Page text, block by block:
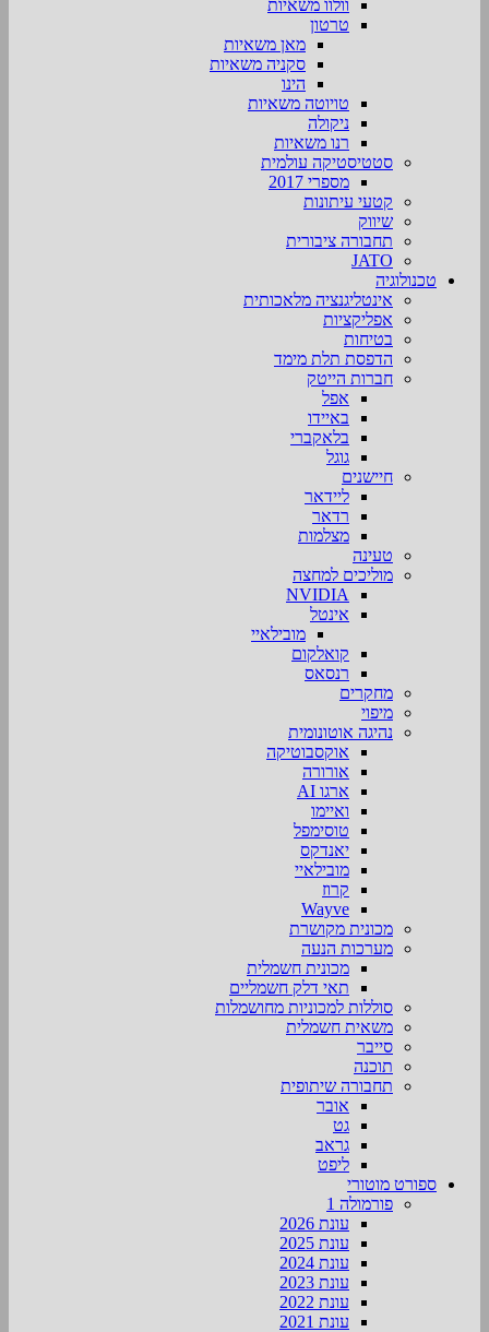
וולוו משאיות
טרטון
מאן משאיות
סקניה משאיות
הינו
טויוטה משאיות
ניקולה
רנו משאיות
סטטיסטיקה עולמית
מספרי 2017
קטעי עיתונות
שיווק
תחבורה ציבורית
JATO
טכנולוגיה
אינטליגנציה מלאכותית
אפליקציות
בטיחות
הדפסת תלת מימד
חברות הייטק
אפל
באיידו
בלאקברי
גוגל
חיישנים
ליידאר
רדאר
מצלמות
טעינה
מוליכים למחצה
NVIDIA
אינטל
מובילאיי
קואלקום
רנסאס
מחקרים
מיפוי
נהיגה אוטונומית
אוקסבוטיקה
אורורה
ארגו AI
ואיימו
טוסימפל
יאנדקס
מובילאיי
קרוז
Wayve
מכונית מקושרת
מערכות הנעה
מכונית חשמלית
תאי דלק חשמליים
סוללות למכוניות מחושמלות
משאית חשמלית
סייבר
תוכנה
תחבורה שיתופית
אובר
גט
גראב
ליפט
ספורט מוטורי
פורמולה 1
עונת 2026
עונת 2025
עונת 2024
עונת 2023
עונת 2022
עונת 2021